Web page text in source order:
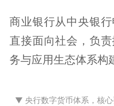
商业银行从中央银
直接面向社会，负
务与应用生态体系构
▼ 央行数字货币体系，核